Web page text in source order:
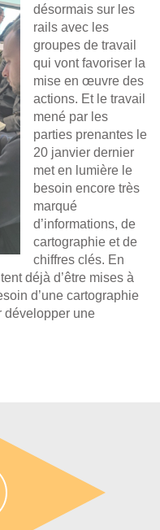
désormais sur les
rails avec les
groupes de travail
qui vont favoriser la
mise en œuvre des
actions. Et le travail
mené par les
parties prenantes le
20 janvier dernier
met en lumière le
besoin encore très
marqué
d’informations, de
cartographie et de
chiffres clés. En
déjà d’être mises à
d’une cartographie
développer une